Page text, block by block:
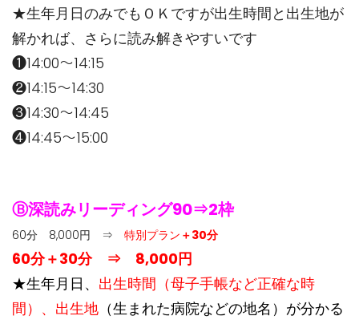
★生年月日のみでもＯＫですが出生時間と出生地が
解かれば、さらに読み解きやすいです
❶14:00～14:15
❷14:15～14:30
❸14:30～14:45
❹14:45～15:00
Ⓑ深読みリーディング90⇒2枠
60分 8,000円 ⇒ 特別プラン ＋30分
60分＋30分 ⇒ 8,000円
★生年月日、 出生時間（母子手帳など正確な時
間）、出生地 （生まれた病院などの地名）が分かる